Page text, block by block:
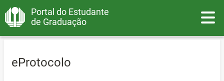
Portal do Estudante
de Graduação
eProtocolo